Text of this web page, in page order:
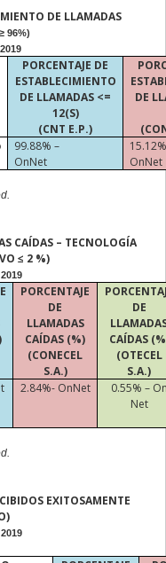
DE LLAMADAS
≥ 96%)
PORCENTAJE DE
ESTABLECIMIENTO
DE LLAMADAS <=
12(S)
(CNT E.P.)
DE
99.88% –
OnNet
OnNet
CAÍDAS – TECNOLOGÍA
≤ 2 %)
PORCENTAJE
DE
LLAMADAS
CAÍDAS (%)
(CONECEL
S.A.)
DE
CAÍDAS
(OTECEL
S.A.)
2.84%- OnNet 0.55% –
Net
EXITOSAMENTE